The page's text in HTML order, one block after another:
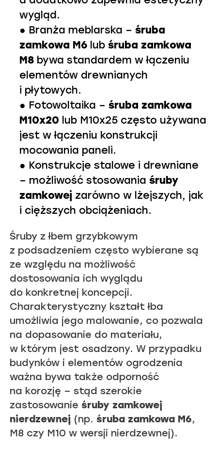
wygląd.
● Branża meblarska – śruba
zamkowa M6 lub śruba zamkowa
M8 bywa standardem w łączeniu
elementów drewnianych
i płytowych.
● Fotowoltaika – śruba zamkowa
M10x20 lub M10x25 często używana
jest w łączeniu konstrukcji
mocowania paneli.
● Konstrukcje stalowe i drewniane
– możliwość stosowania śruby
zamkowej zarówno w lżejszych, jak
i cięższych obciążeniach.
Śruby z łbem grzybkowym
z podsadzeniem często wybierane są
ze względu na możliwość
dostosowania ich wyglądu
do konkretnej koncepcji.
Charakterystyczny kształt łba
umożliwia jego malowanie, co pozwala
na dopasowanie do materiału,
w którym jest osadzony. W przypadku
budynków i elementów ogrodzenia
ważna bywa także odporność
na korozję – stąd szerokie
zastosowanie śruby zamkowej
nierdzewnej (np. śruba zamkowa M6,
M8 czy M10 w wersji nierdzewnej).